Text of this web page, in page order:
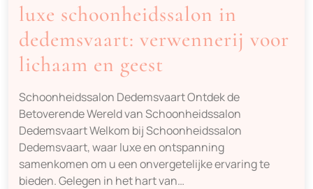
luxe schoonheidssalon in
dedemsvaart: verwennerij voor
lichaam en geest
Schoonheidssalon Dedemsvaart Ontdek de
Betoverende Wereld van Schoonheidssalon
Dedemsvaart Welkom bij Schoonheidssalon
Dedemsvaart, waar luxe en ontspanning
samenkomen om u een onvergetelijke ervaring te
bieden. Gelegen in het hart van…